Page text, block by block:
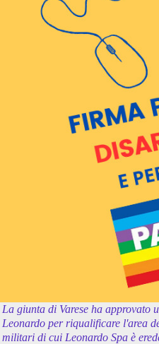
La giunta di Varese ha approvato
Leonardo per riqualificare l'area
militari di cui Leonardo Spa è